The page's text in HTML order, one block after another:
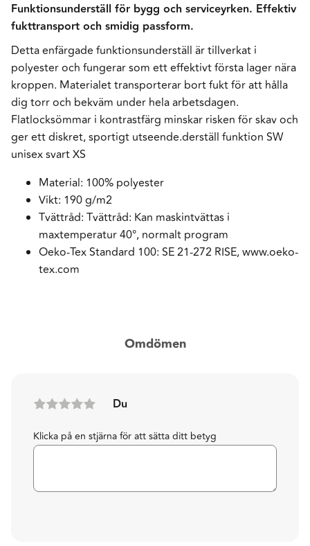
Funktionsunderställ för bygg och serviceyrken. Effektiv
fukttransport och smidig passform.
Detta enfärgade funktionsunderställ är tillverkat i
polyester och fungerar som ett effektivt första lager nära
kroppen. Materialet transporterar bort fukt för att hålla
dig torr och bekväm under hela arbetsdagen.
Flatlocksömmar i kontrastfärg minskar risken för skav och
ger ett diskret, sportigt utseende.derställ funktion SW
unisex svart XS
Material: 100% polyester
Vikt: 190 g/m2
Tvättråd: Tvättråd: Kan maskintvättas i
maxtemperatur 40°, normalt program
Oeko-Tex Standard 100: SE 21-272 RISE, www.oeko-
tex.com
Omdömen
Du
Klicka på en stjärna för att sätta ditt betyg